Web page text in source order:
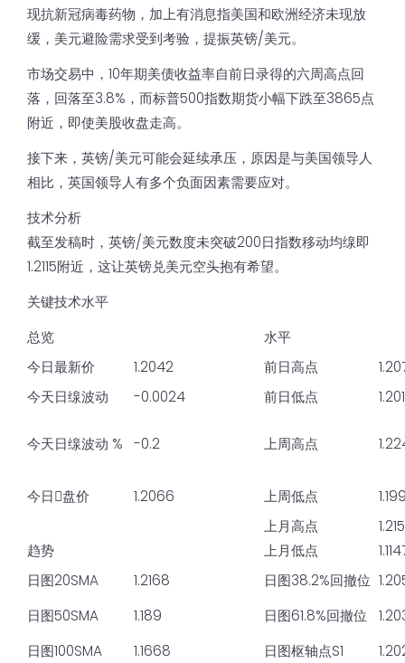
现抗新冠病毒药物，加上有消息指美国和欧洲经济未现放
缓，美元避险需求受到考验，提振英镑/美元。
市场交易中，10年期美债收益率自前日录得的六周高点回
落，回落至3.8%，而标普500指数期货小幅下跌至3865点
附近，即使美股收盘走高。
接下来，英镑/美元可能会延续承压，原因是与美国领导人
相比，英国领导人有多个负面因素需要应对。
技术分析
截至发稿时，英镑/美元数度未突破200日指数移动均缐即
1.2115附近，这让英镑兑美元空头抱有希望。
关键技术水平
总览
水平
今日最新价
1.2042 前日高点
今天日缐波动
-0.0024 前日低点
今天日缐波动 % -0.2 上周高点
今日𫔭盘价 1.2066 上周低点
上月高点
趋势
上月低点
日图20SMA
1.2168 日图38.2%回撤位
日图50SMA
1.189 日图61.8%回撤位
日图100SMA
1.1668 日图枢轴点S1